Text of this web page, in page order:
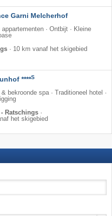
Garni Melcherhof
· Ontbijt · Kleine
· 10 km vanaf het skigebied
****S
bekroonde spa · Traditioneel hotel ·
Ratschings ·
het skigebied